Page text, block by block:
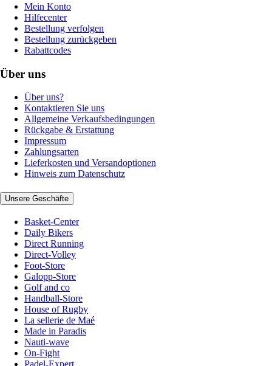
Mein Konto
Hilfecenter
Bestellung verfolgen
Bestellung zurückgeben
Rabattcodes
Über uns
Über uns?
Kontaktieren Sie uns
Allgemeine Verkaufsbedingungen
Rückgabe & Erstattung
Impressum
Zahlungsarten
Lieferkosten und Versandoptionen
Hinweis zum Datenschutz
Unsere Geschäfte
Basket-Center
Daily Bikers
Direct Running
Direct-Volley
Foot-Store
Galopp-Store
Golf and co
Handball-Store
House of Rugby
La sellerie de Maé
Made in Paradis
Nauti-wave
On-Fight
Padel-Expert